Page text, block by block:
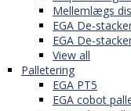
Mellemlægs
EGA De-
EGA De-
View all
Palletering
EGA PT5
EGA cobot